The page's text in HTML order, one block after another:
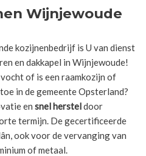
Wijnjewoude
kozijnenbedrijf is U van dienst
en dakkapel in Wijnjewoude!
of is een raamkozijn of
in de gemeente Opsterland?
en snel hersteldoor
termijn. De gecertificeerde
ook voor de vervanging van
of metaal.